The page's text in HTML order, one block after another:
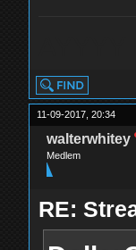
11-09-2017, 20:34
walterwhitey
Medlem
RE: